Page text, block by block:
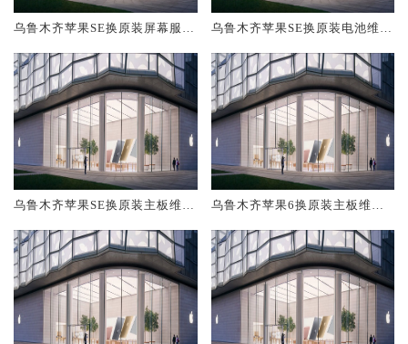
乌鲁木齐苹果SE换原装屏幕服务
乌鲁木齐苹果SE换原装电池维修
乌鲁木齐苹果SE换原装主板维修
乌鲁木齐苹果6换原装主板维修